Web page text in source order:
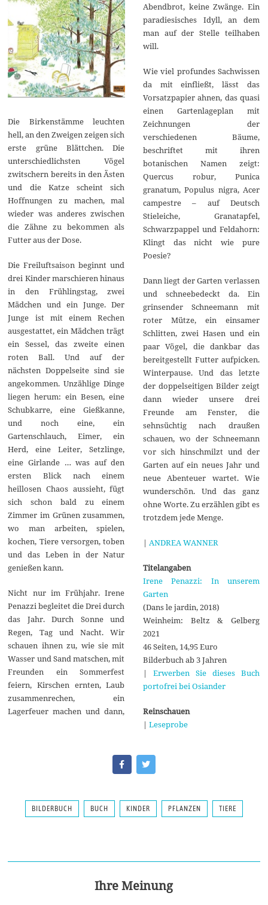
Die Birkenstämme leuchten
hell, an den Zweigen zeigen sich
erste grüne Blättchen. Die
unterschiedlichsten Vögel
zwitschern bereits in den Ästen
und die Katze scheint sich
Hoffnungen zu machen, mal
wieder was anderes zwischen
die Zähne zu bekommen als
Futter aus der Dose.
Die Freiluftsaison beginnt und
drei Kinder marschieren hinaus
in den Frühlingstag, zwei
Mädchen und ein Junge. Der
Junge ist mit einem Rechen
ausgestattet, ein Mädchen trägt
ein Sessel, das zweite einen
roten Ball. Und auf der
nächsten Doppelseite sind sie
angekommen. Unzählige Dinge
liegen herum: ein Besen, eine
Schubkarre, eine Gießkanne,
und noch eine, ein
Gartenschlauch, Eimer, ein
Herd, eine Leiter, Setzlinge,
eine Girlande … was auf den
ersten Blick nach einem
heillosen Chaos aussieht, fügt
sich schon bald zu einem
Zimmer im Grünen zusammen,
wo man arbeiten, spielen,
kochen, Tiere versorgen, toben
und das Leben in der Natur
genießen kann.
Nicht nur im Frühjahr. Irene
Penazzi begleitet die Drei durch
das Jahr. Durch Sonne und
Regen, Tag und Nacht. Wir
schauen ihnen zu, wie sie mit
Wasser und Sand matschen, mit
Freunden ein Sommerfest
feiern, Kirschen ernten, Laub
zusammenrechen, ein
Lagerfeuer machen und dann,
Abendbrot, keine Zwänge. Ein
paradiesisches Idyll, an dem
man auf der Stelle teilhaben
will.
Wie viel profundes Sachwissen
da mit einfließt, lässt das
Vorsatzpapier ahnen, das quasi
einen Gartenlageplan mit
Zeichnungen der
verschiedenen Bäume,
beschriftet mit ihren
botanischen Namen zeigt:
Quercus robur, Punica
granatum, Populus nigra, Acer
campestre – auf Deutsch
Stieleiche, Granatapfel,
Schwarzpappel und Feldahorn:
Klingt das nicht wie pure
Poesie?
Dann liegt der Garten verlassen
und schneebedeckt da. Ein
grinsender Schneemann mit
roter Mütze, ein einsamer
Schlitten, zwei Hasen und ein
paar Vögel, die dankbar das
bereitgestellt Futter aufpicken.
Winterpause. Und das letzte
der doppelseitigen Bilder zeigt
dann wieder unsere drei
Freunde am Fenster, die
sehnsüchtig nach draußen
schauen, wo der Schneemann
vor sich hinschmilzt und der
Garten auf ein neues Jahr und
neue Abenteuer wartet. Wie
wunderschön. Und das ganz
ohne Worte. Zu erzählen gibt es
trotzdem jede Menge.
| ANDREA WANNER
Titelangaben
Irene Penazzi: In unserem
Garten
(Dans le jardin, 2018)
Weinheim: Beltz & Gelberg
2021
46 Seiten, 14,95 Euro
Bilderbuch ab 3 Jahren
| Erwerben Sie dieses Buch
portofrei bei Osiander
Reinschauen
| Leseprobe
BILDERBUCH BUCH KINDER PFLANZEN TIERE
Ihre Meinung